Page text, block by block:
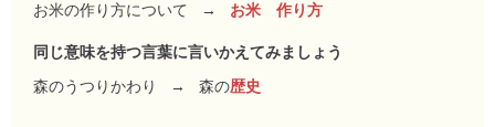
お米の作り方について
→ お米 作り方
同じ意味を持つ言葉に言いかえてみましょう
森のうつりかわり
→ 森の歴史